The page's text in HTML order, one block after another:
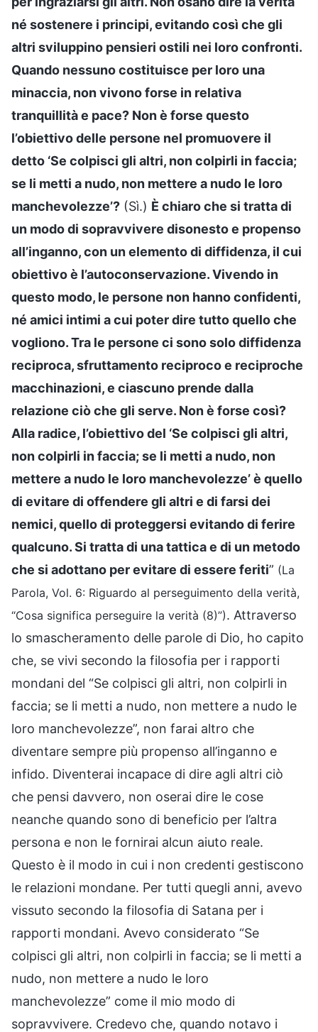
né sostenere i principi, evitando così che gli
altri sviluppino pensieri ostili nei loro confronti.
Quando nessuno costituisce per loro una
minaccia, non vivono forse in relativa
tranquillità e pace? Non è forse questo
l’obiettivo delle persone nel promuovere il
detto ‘Se colpisci gli altri, non colpirli in faccia;
se li metti a nudo, non mettere a nudo le loro
manchevolezze’? (Sì.) È chiaro che si tratta di
un modo di sopravvivere disonesto e propenso
all’inganno, con un elemento di diffidenza, il cui
obiettivo è l’autoconservazione. Vivendo in
questo modo, le persone non hanno confidenti,
né amici intimi a cui poter dire tutto quello che
vogliono. Tra le persone ci sono solo diffidenza
reciproca, sfruttamento reciproco e reciproche
macchinazioni, e ciascuno prende dalla
relazione ciò che gli serve. Non è forse così?
Alla radice, l’obiettivo del ‘Se colpisci gli altri,
non colpirli in faccia; se li metti a nudo, non
mettere a nudo le loro manchevolezze’ è quello
di evitare di offendere gli altri e di farsi dei
nemici, quello di proteggersi evitando di ferire
qualcuno. Si tratta di una tattica e di un metodo
che si adottano per evitare di essere feriti” (La
Parola, Vol. 6: Riguardo al perseguimento della verità,
“Cosa significa perseguire la verità (8)”). Attraverso
lo smascheramento delle parole di Dio, ho capito
che, se vivi secondo la filosofia per i rapporti
mondani del “Se colpisci gli altri, non colpirli in
faccia; se li metti a nudo, non mettere a nudo le
loro manchevolezze”, non farai altro che
diventare sempre più propenso all’inganno e
infido. Diventerai incapace di dire agli altri ciò
che pensi davvero, non oserai dire le cose
neanche quando sono di beneficio per l’altra
persona e non le fornirai alcun aiuto reale.
Questo è il modo in cui i non credenti gestiscono
le relazioni mondane. Per tutti quegli anni, avevo
vissuto secondo la filosofia di Satana per i
rapporti mondani. Avevo considerato “Se
colpisci gli altri, non colpirli in faccia; se li metti a
nudo, non mettere a nudo le loro
manchevolezze” come il mio modo di
sopravvivere. Credevo che, quando notavo i